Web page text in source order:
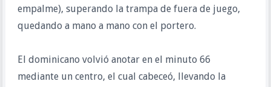
empalme), superando la trampa de fuera de juego,
quedando a mano a mano con el portero.
El dominicano volvió anotar en el minuto 66
mediante un centro, el cual cabeceó, llevando la